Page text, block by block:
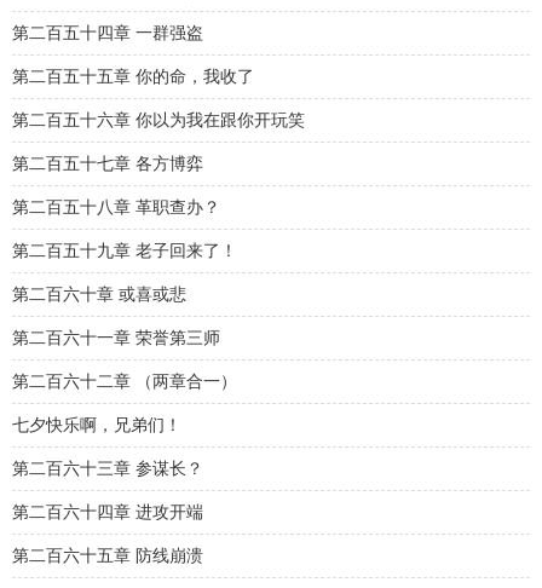
第二百五十四章 一群强盗
第二百五十五章 你的命，我收了
第二百五十六章 你以为我在跟你开玩笑
第二百五十七章 各方博弈
第二百五十八章 革职查办？
第二百五十九章 老子回来了！
第二百六十章 或喜或悲
第二百六十一章 荣誉第三师
第二百六十二章 （两章合一）
七夕快乐啊，兄弟们！
第二百六十三章 参谋长？
第二百六十四章 进攻开端
第二百六十五章 防线崩溃